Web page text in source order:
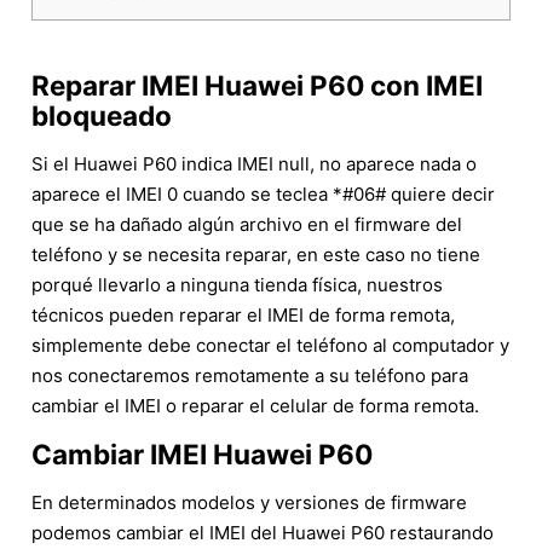
Reparar IMEI Huawei P60 con IMEI
bloqueado
Si el Huawei P60 indica IMEI null, no aparece nada o
aparece el IMEI 0 cuando se teclea *#06# quiere decir
que se ha dañado algún archivo en el firmware del
teléfono y se necesita reparar, en este caso no tiene
porqué llevarlo a ninguna tienda física, nuestros
técnicos pueden reparar el IMEI de forma remota,
simplemente debe conectar el teléfono al computador y
nos conectaremos remotamente a su teléfono para
cambiar el IMEI o reparar el celular de forma remota.
Cambiar IMEI Huawei P60
En determinados modelos y versiones de firmware
podemos cambiar el IMEI del Huawei P60 restaurando